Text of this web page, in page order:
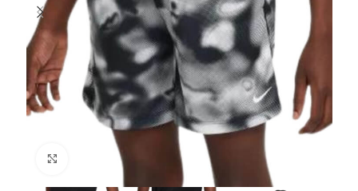
Click to enlarge